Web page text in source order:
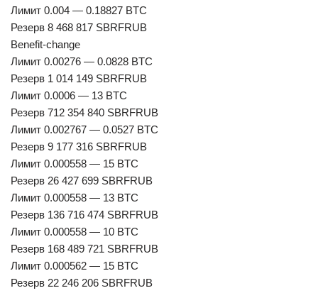
Лимит 0.004 — 0.18827 BTC
Резерв 8 468 817 SBRFRUB
Benefit-change
Лимит 0.00276 — 0.0828 BTC
Резерв 1 014 149 SBRFRUB
Лимит 0.0006 — 13 BTC
Резерв 712 354 840 SBRFRUB
Лимит 0.002767 — 0.0527 BTC
Резерв 9 177 316 SBRFRUB
Лимит 0.000558 — 15 BTC
Резерв 26 427 699 SBRFRUB
Лимит 0.000558 — 13 BTC
Резерв 136 716 474 SBRFRUB
Лимит 0.000558 — 10 BTC
Резерв 168 489 721 SBRFRUB
Лимит 0.000562 — 15 BTC
Резерв 22 246 206 SBRFRUB